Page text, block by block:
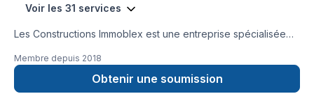
Voir les 31 services
Les Constructions Immoblex est une entreprise spécialisée
complète de services pour les projets d'agrandissement, de
coffrage isolant et de constructions neuves et commerciales.
Forte d'une expertise solide et d'un engagement envers
Membre depuis 2018
Obtenir une soumission